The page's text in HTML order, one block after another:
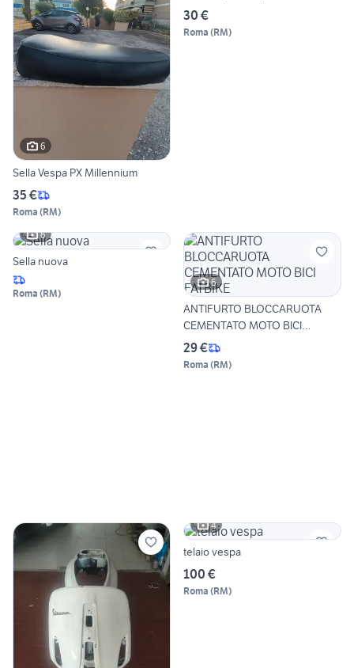
6
Sella Vespa PX Millennium
35 €
Roma (RM)
30 €
Roma (RM)
6
Sella nuova
Roma (RM)
6
ANTIFURTO BLOCCARUOTA
CEMENTATO MOTO BICI
FATBIKE
29 €
Roma (RM)
4
telaio vespa
100 €
Roma (RM)